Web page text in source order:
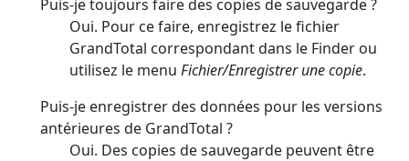
Puis-je toujours faire des copies de sauvegarde ?
Oui. Pour ce faire, enregistrez le fichier
GrandTotal correspondant dans le Finder ou
utilisez le menu Fichier/Enregistrer une copie.
Puis-je enregistrer des données pour les versions
antérieures de GrandTotal ?
Oui. Des copies de sauvegarde peuvent être